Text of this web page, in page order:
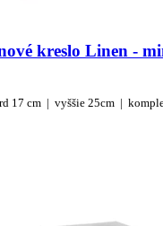
kreslo Linen -
17 cm | vyššie 25cm |